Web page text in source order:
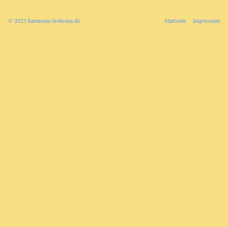
© 2023 harmonie-frohsinn.de Startseite Impressum